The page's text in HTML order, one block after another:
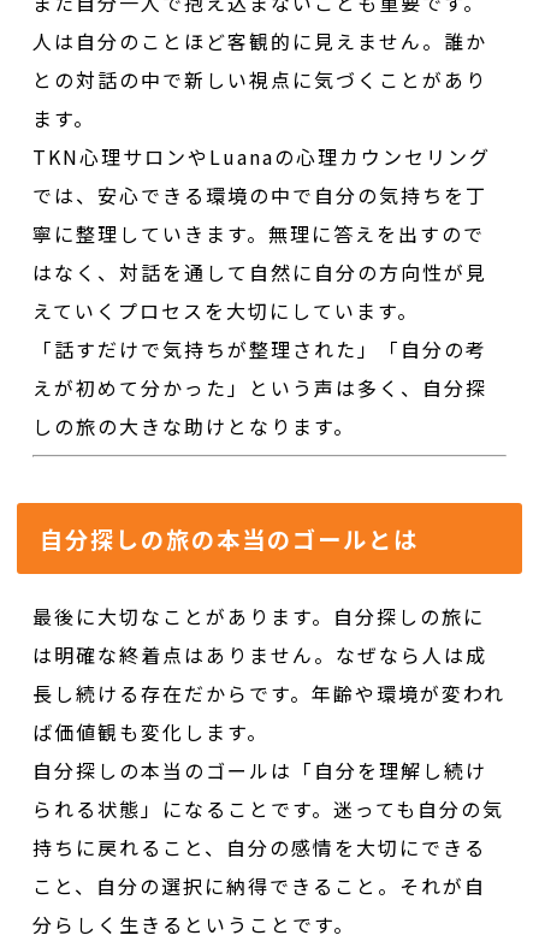
人は自分のことほど客観的に見えません。誰か
との対話の中で新しい視点に気づくことがあり
ます。
TKN心理サロンやLuanaの心理カウンセリング
では、安心できる環境の中で自分の気持ちを丁
寧に整理していきます。無理に答えを出すので
はなく、対話を通して自然に自分の方向性が見
えていくプロセスを大切にしています。
「話すだけで気持ちが整理された」「自分の考
えが初めて分かった」という声は多く、自分探
しの旅の大きな助けとなります。
自分探しの旅の本当のゴールとは
最後に大切なことがあります。自分探しの旅に
は明確な終着点はありません。なぜなら人は成
長し続ける存在だからです。年齢や環境が変われ
ば価値観も変化します。
自分探しの本当のゴールは「自分を理解し続け
られる状態」になることです。迷っても自分の気
持ちに戻れること、自分の感情を大切にできる
こと、自分の選択に納得できること。それが自
分らしく生きるということです。